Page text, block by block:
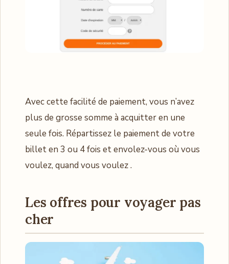
Avec cette facilité de paiement, vous n’avez
plus de grosse somme à acquitter en une
seule fois. Répartissez le paiement de votre
billet en 3 ou 4 fois et envolez-vous où vous
voulez, quand vous voulez .
Les offres pour voyager pas
cher